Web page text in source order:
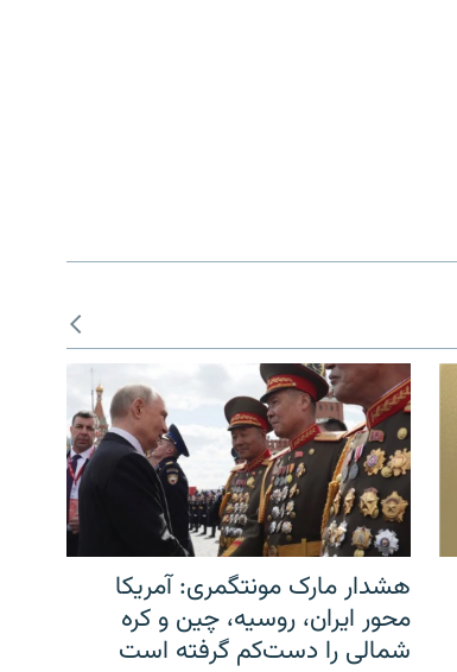
هشدار مارک مونتگمری: آمریکا
محور ایران، روسیه، چین و کره
شمالی را دست‌کم گرفته است